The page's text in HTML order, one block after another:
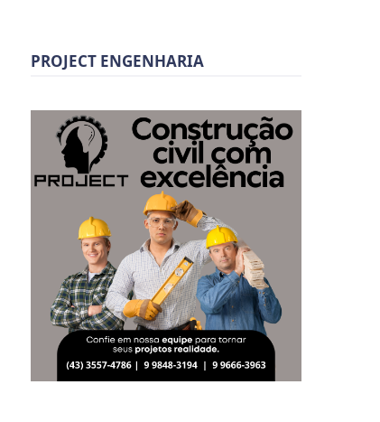
PROJECT ENGENHARIA